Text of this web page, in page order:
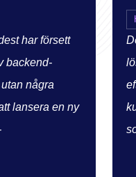
har försett
backend-
några
lansera en ny